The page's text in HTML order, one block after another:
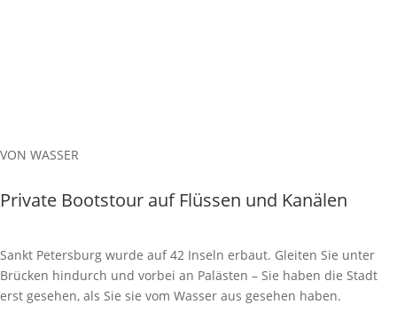
VON WASSER
Private Bootstour auf Flüssen und Kanälen
Sankt Petersburg wurde auf 42 Inseln erbaut. Gleiten Sie unter
Brücken hindurch und vorbei an Palästen – Sie haben die Stadt
erst gesehen, als Sie sie vom Wasser aus gesehen haben.